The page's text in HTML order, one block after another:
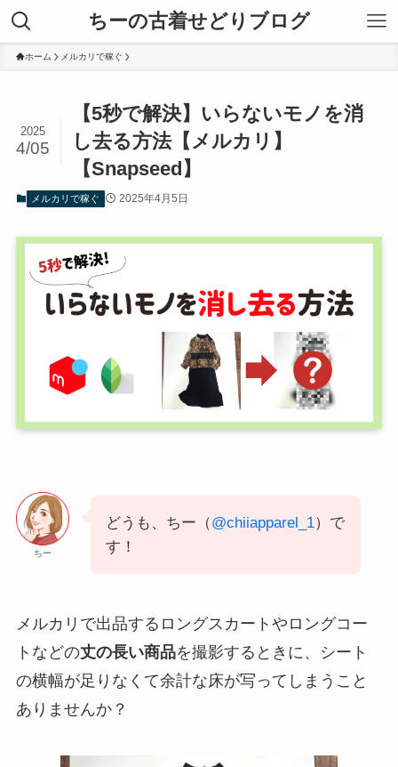
ちーの古着せどりブログ
ホーム メルカリで稼ぐ
【5秒で解決】いらないモノを消
し去る方法【メルカリ】
【Snapseed】
2025
4/05
メルカリで稼ぐ 2025年4月5日
ちー
どうも、ちー（@chiiapparel_1）で
す！
メルカリで出品するロングスカートやロングコー
トなどの丈の長い商品を撮影するときに、シート
の横幅が足りなくて余計な床が写ってしまうこと
ありませんか？